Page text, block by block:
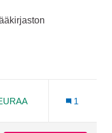
Keskusta
SEURAAJAA 1